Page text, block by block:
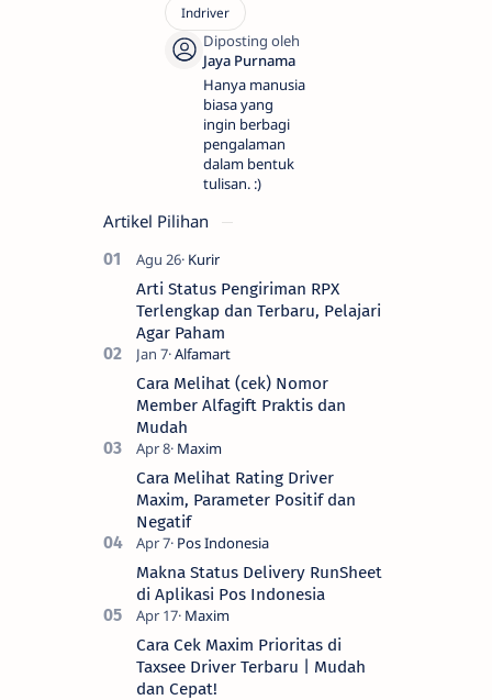
Hanya manusia
biasa yang
ingin berbagi
pengalaman
dalam bentuk
tulisan. :)
Artikel Pilihan
Arti Status Pengiriman RPX
Terlengkap dan Terbaru, Pelajari
Agar Paham
Cara Melihat (cek) Nomor
Member Alfagift Praktis dan
Mudah
Cara Melihat Rating Driver
Maxim, Parameter Positif dan
Negatif
Makna Status Delivery RunSheet
di Aplikasi Pos Indonesia
Cara Cek Maxim Prioritas di
Taxsee Driver Terbaru | Mudah
dan Cepat!